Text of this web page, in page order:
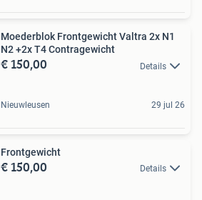
Moederblok Frontgewicht Valtra 2x N1
N2 +2x T4 Contragewicht
€ 150,00 Details
Nieuwleusen 29 jul 26
Frontgewicht
€ 150,00 Details